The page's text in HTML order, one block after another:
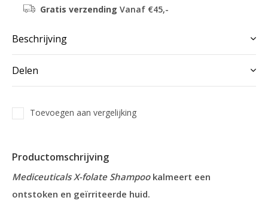
Gratis verzending Vanaf €45,-
Beschrijving
Delen
Toevoegen aan vergelijking
Productomschrijving
Mediceuticals X-folate Shampookalmeert een
ontstoken en geïrriteerde huid.